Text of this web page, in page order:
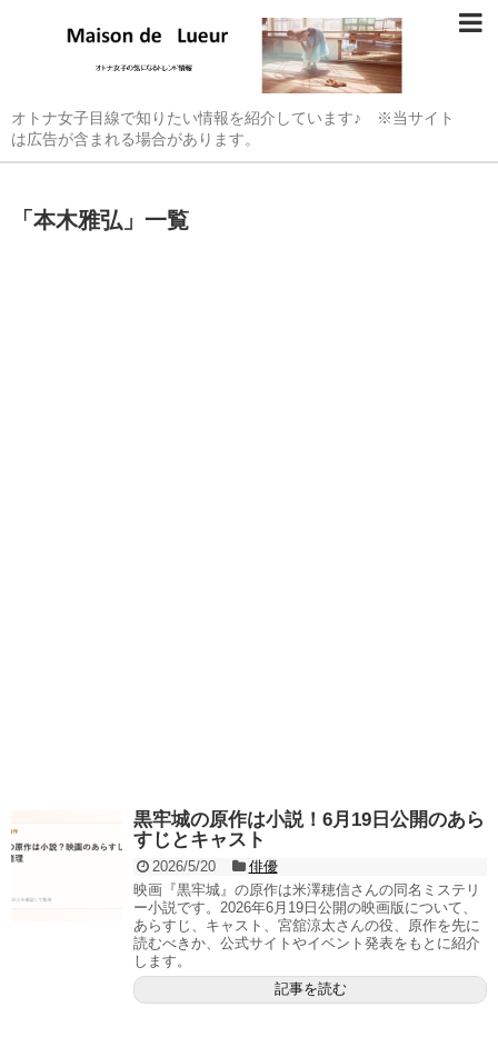
オトナ女子目線で知りたい情報を紹介しています♪ ※当サイト
は広告が含まれる場合があります。
「 本木雅弘 」 一覧
黒牢城の原作は小説！6月19日公開のあら
すじとキャスト
2026/5/20
俳優
映画『黒牢城』の原作は米澤穂信さんの同名ミステリ
ー小説です。2026年6月19日公開の映画版について、
あらすじ、キャスト、宮舘涼太さんの役、原作を先に
読むべきか、公式サイトやイベント発表をもとに紹介
します。
記事を読む